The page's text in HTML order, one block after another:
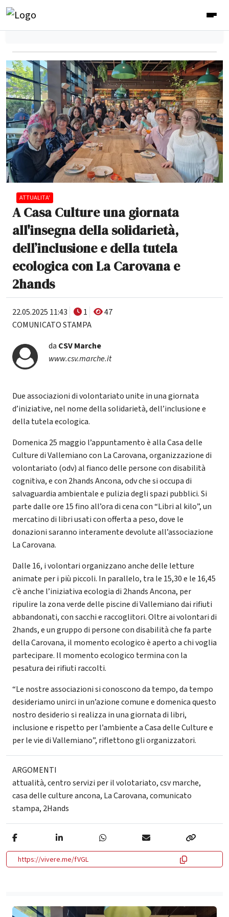
ATTUALITA'
A Casa Culture una giornata
all'insegna della solidarietà,
dell’inclusione e della tutela
ecologica con La Carovana e
2hands
22.05.2025 11:43 1
47
COMUNICATO STAMPA
da CSV Marche
www.csv.marche.it
Due associazioni di volontariato unite in una giornata
d’iniziative, nel nome della solidarietà, dell’inclusione e
della tutela ecologica.
Domenica 25 maggio l’appuntamento è alla Casa delle
Culture di Vallemiano con La Carovana, organizzazione di
volontariato (odv) al fianco delle persone con disabilità
cognitiva, e con 2hands Ancona, odv che si occupa di
salvaguardia ambientale e pulizia degli spazi pubblici. Si
parte dalle ore 15 fino all’ora di cena con “Libri al kilo”, un
mercatino di libri usati con offerta a peso, dove le
donazioni saranno interamente devolute all’associazione
La Carovana.
Dalle 16, i volontari organizzano anche delle letture
animate per i più piccoli. In parallelo, tra le 15,30 e le 16,45
c’è anche l’iniziativa ecologia di 2hands Ancona, per
ripulire la zona verde delle piscine di Vallemiano dai rifiuti
abbandonati, con sacchi e raccoglitori. Oltre ai volontari di
2hands, e un gruppo di persone con disabilità che fa parte
della Carovana, il momento ecologico è aperto a chi voglia
partecipare. Il momento ecologico termina con la
pesatura dei rifiuti raccolti.
“Le nostre associazioni si conoscono da tempo, da tempo
desideriamo unirci in un’azione comune e domenica questo
nostro desiderio si realizza in una giornata di libri,
inclusione e rispetto per l’ambiente a Casa delle Culture e
per le vie di Vallemiano”, riflettono gli organizzatori.
ARGOMENTI
attualità,centro servizi per il volotariato,csv marche,
casa delle culture ancona, La Carovana,comunicato
stampa, 2Hands
https://vivere.me/fVGL